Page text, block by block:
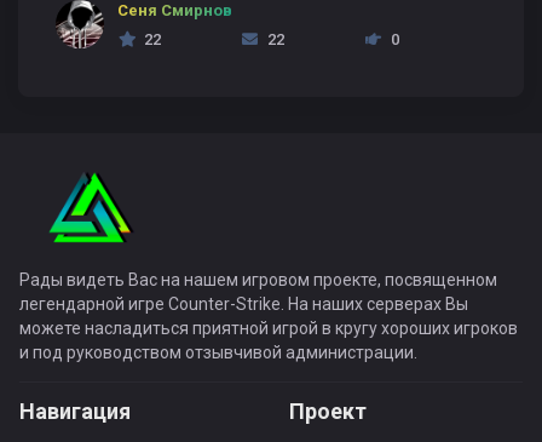
Сеня Смирнов
22
22 0
Рады видеть Вас на нашем игровом проекте, посвященном
легендарной игре Counter-Strike. На наших серверах Вы
можете насладиться приятной игрой в кругу хороших игроков
и под руководством отзывчивой администрации.
Навигация Проект